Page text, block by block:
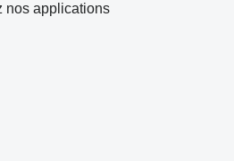
nos applications